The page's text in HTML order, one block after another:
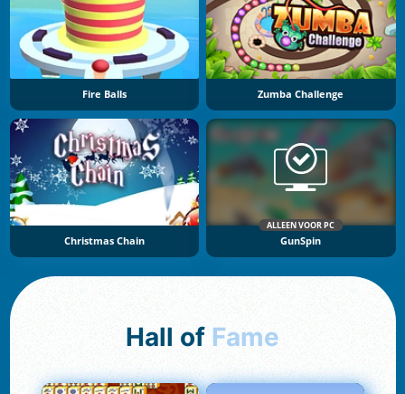
Fire Balls Zumba Challenge
Christmas Chain
ALLEEN VOOR PC
GunSpin
Hall of Fame